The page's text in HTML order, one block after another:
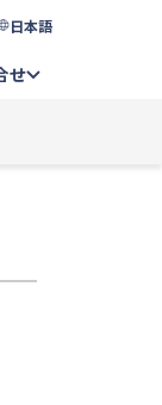
日本語
せ